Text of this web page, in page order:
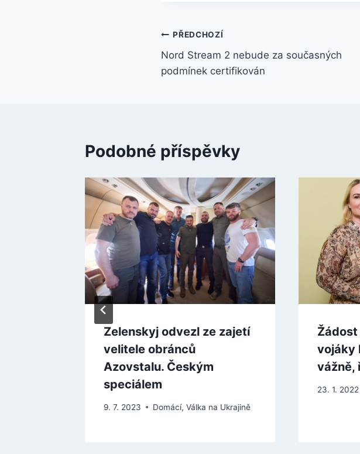
Navigace
pro
PŘEDCHOZÍ
Nord Stream 2 nebude za současných
podmínek certifikován
Podobné příspěvky
Zelenskyj odvezl ze zajetí
velitele obránců
Azovstalu. Českým
speciálem
9. 7. 2023 Domácí, Válka na Ukrajině
vojáky
vážně,
23. 1. 2022